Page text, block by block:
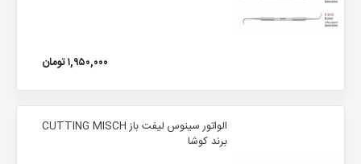
۱,۹۵۰,۰۰۰ تومان
الواتور سینوس لیفت باز CUTTING MISCH
برند کوشا